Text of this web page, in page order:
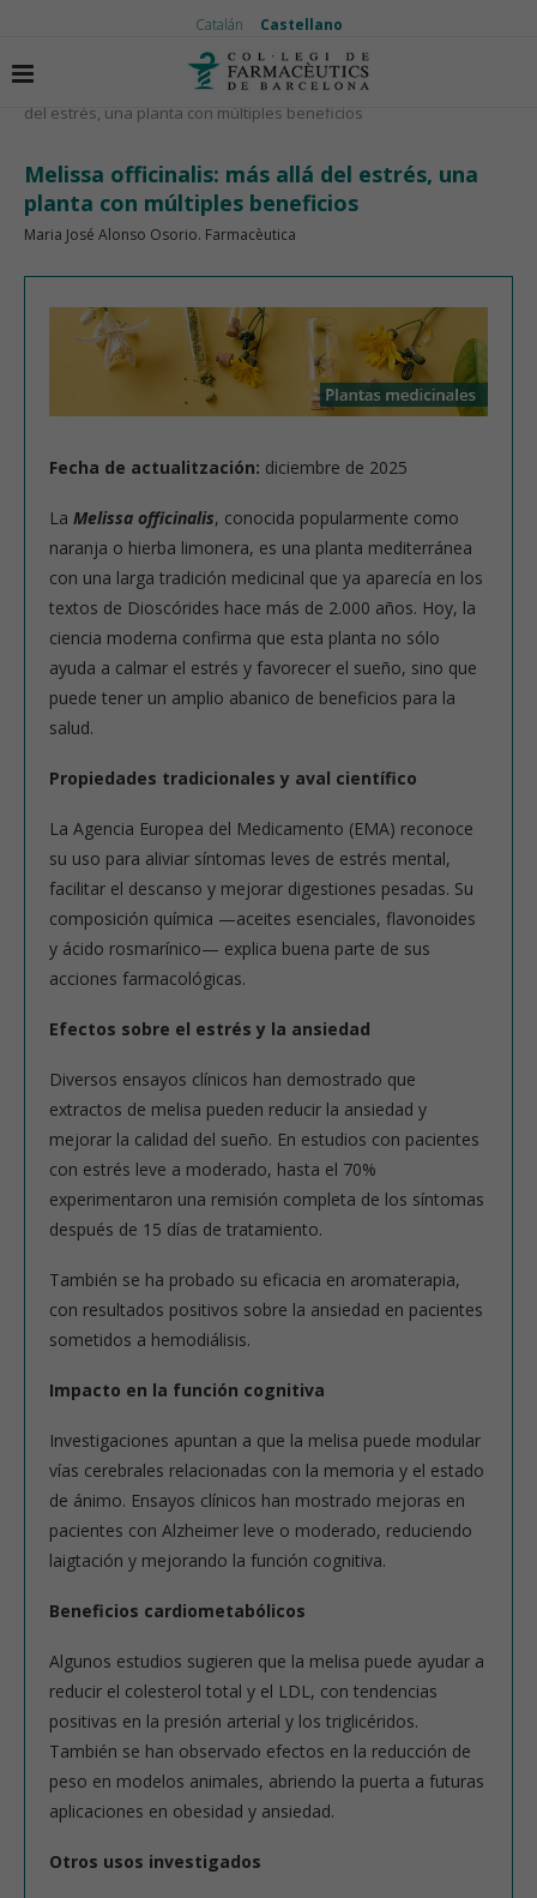
Catalán Castellano
Inicio Plantas medicinales
Melissa officinalis: más allá
del estrés, una planta con múltiples beneficios
Melissa officinalis: más allá del estrés, una
planta con múltiples beneficios
Maria José Alonso Osorio. Farmacèutica
Fecha de actualitzación: diciembre de 2025
La Melissa officinalis, conocida popularmente como
naranja o hierba limonera, es una planta mediterránea
con una larga tradición medicinal que ya aparecía en los
textos de Dioscórides hace más de 2.000 años. Hoy, la
ciencia moderna confirma que esta planta no sólo
ayuda a calmar el estrés y favorecer el sueño, sino que
puede tener un amplio abanico de beneficios para la
salud.
Propiedades tradicionales y aval científico
La Agencia Europea del Medicamento (EMA) reconoce
su uso para aliviar síntomas leves de estrés mental,
facilitar el descanso y mejorar digestiones pesadas. Su
composición química —aceites esenciales, flavonoides
y ácido rosmarínico— explica buena parte de sus
acciones farmacológicas.
Efectos sobre el estrés y la ansiedad
Diversos ensayos clínicos han demostrado que
extractos de melisa pueden reducir la ansiedad y
mejorar la calidad del sueño. En estudios con pacientes
con estrés leve a moderado, hasta el 70%
experimentaron una remisión completa de los síntomas
después de 15 días de tratamiento.
También se ha probado su eficacia en aromaterapia,
con resultados positivos sobre la ansiedad en pacientes
sometidos a hemodiálisis.
Impacto en la función cognitiva
Investigaciones apuntan a que la melisa puede modular
vías cerebrales relacionadas con la memoria y el estado
de ánimo. Ensayos clínicos han mostrado mejoras en
pacientes con Alzheimer leve o moderado, reduciendo
laigtación y mejorando la función cognitiva.
Beneficios cardiometabólicos
Algunos estudios sugieren que la melisa puede ayudar a
reducir el colesterol total y el LDL, con tendencias
positivas en la presión arterial y los triglicéridos.
También se han observado efectos en la reducción de
peso en modelos animales, abriendo la puerta a futuras
aplicaciones en obesidad y ansiedad.
Otros usos investigados